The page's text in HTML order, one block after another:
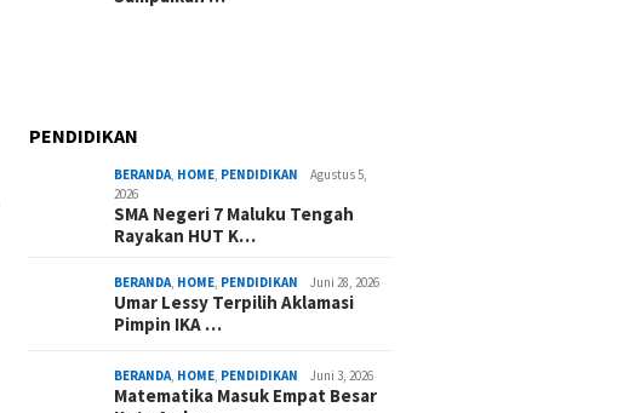
PENDIDIKAN
BERANDA HOME PENDIDIKAN
Agustus 5,
2026
SMA Negeri 7 Maluku Tengah
Rayakan HUT K…
BERANDA HOME PENDIDIKAN Juni 28, 2026
Umar Lessy Terpilih Aklamasi
Pimpin IKA …
BERANDA HOME PENDIDIKAN Juni 3, 2026
Matematika Masuk Empat Besar